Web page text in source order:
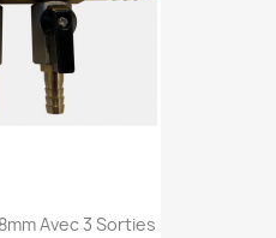
Avec 3 Sorties